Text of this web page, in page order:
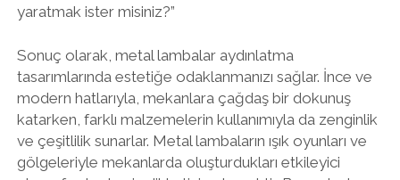
yaratmak ister misiniz?”
Sonuç olarak, metal lambalar aydınlatma
tasarımlarında estetiğe odaklanmanızı sağlar. İnce ve
modern hatlarıyla, mekanlara çağdaş bir dokunuş
katarken, farklı malzemelerin kullanımıyla da zenginlik
ve çeşitlilik sunarlar. Metal lambaların ışık oyunları ve
gölgeleriyle mekanlarda oluşturdukları etkileyici